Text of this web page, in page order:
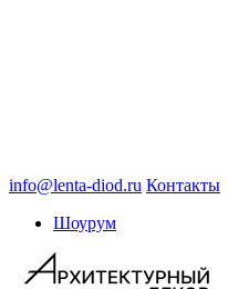
info@lenta-diod.ru Контакты
Шоурум